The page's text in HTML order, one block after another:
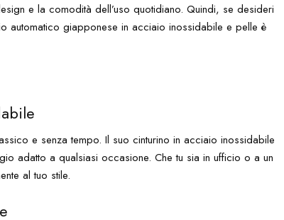
e la comodità dell’uso quotidiano. Quindi, se desideri
automatico giapponese in acciaio inossidabile e pelle è
e senza tempo. Il suo cinturino in acciaio inossidabile
adatto a qualsiasi occasione. Che tu sia in ufficio o a un
al tuo stile.